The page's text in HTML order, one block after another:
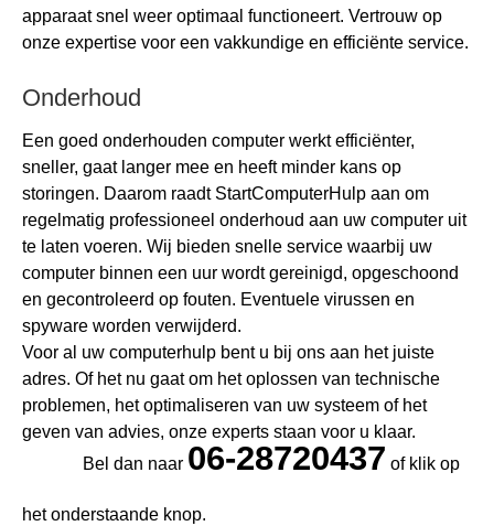
apparaat snel weer optimaal functioneert. Vertrouw op
onze expertise voor een vakkundige en efficiënte service.
Onderhoud
Een goed onderhouden computer werkt efficiënter,
sneller, gaat langer mee en heeft minder kans op
storingen. Daarom raadt StartComputerHulp aan om
regelmatig professioneel onderhoud aan uw computer uit
te laten voeren. Wij bieden snelle service waarbij uw
computer binnen een uur wordt gereinigd, opgeschoond
en gecontroleerd op fouten. Eventuele virussen en
spyware worden verwijderd.
Voor al uw computerhulp bent u bij ons aan het juiste
adres. Of het nu gaat om het oplossen van technische
problemen, het optimaliseren van uw systeem of het
geven van advies, onze experts staan voor u klaar.
Bel dan naar 06-28720437 of klik op
het onderstaande knop.